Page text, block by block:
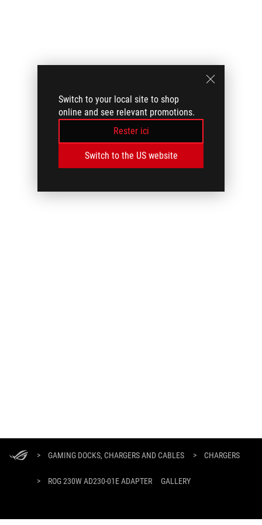
Switch to your local site to shop
online and see relevant promotions.
Rester ici
Switch to the US website
Footer
> GAMING DOCKS, CHARGERS AND CABLES > CHARGERS
> ROG 230W AD230-01E ADAPTER GALLERY